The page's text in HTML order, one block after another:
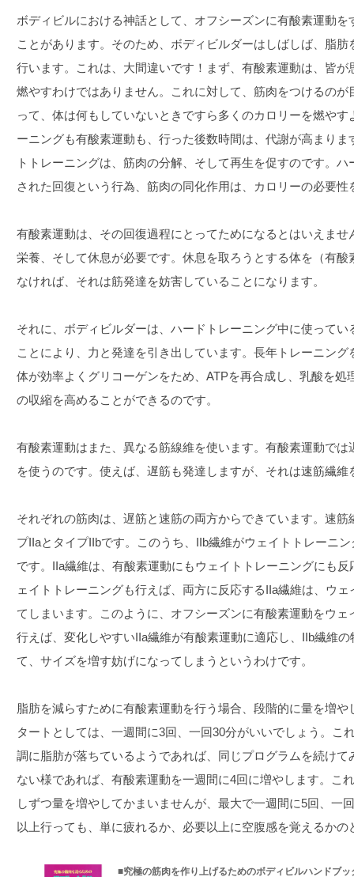
ボディビルにおける神話として、オフシーズンに有酸素運動
ことがあります。そのため、ボディビルダーはしばしば、脂
行います。これは、大間違いです！まず、有酸素運動は、皆
燃やすわけではありません。これに対して、筋肉をつけるの
って、体は何もしていないときですら多くのカロリーを燃や
ーニングも有酸素運動も、行った後数時間は、代謝が高まり
トトレーニングは、筋肉の分解、そして再生を促すのです。
された回復という行為、筋肉の同化作用は、カロリーの必要性
有酸素運動は、その回復過程にとってためになるとはいえま
栄養、そして休息が必要です。休息を取ろうとする体を（有
なければ、それは筋発達を妨害していることになります。
それに、ボディビルダーは、ハードトレーニング中に使って
ことにより、力と発達を引き出しています。長年トレーニン
体が効率よくグリコーゲンをため、ATPを再合成し、乳酸を処
の収縮を高めることができるのです。
有酸素運動はまた、異なる筋線維を使います。有酸素運動で
を使うのです。使えば、遅筋も発達しますが、それは速筋繊
それぞれの筋肉は、遅筋と速筋の両方からできています。速
プIIaとタイプIIbです。このうち、IIb繊維がウェイトトレーニ
です。IIa繊維は、有酸素運動にもウェイトトレーニングにも
ェイトトレーニングも行えば、両方に反応するIIa繊維は、ウ
てしまいます。このように、オフシーズンに有酸素運動をウ
行えば、変化しやすいIIa繊維が有酸素運動に適応し、IIb繊維
て、サイズを増す妨げになってしまうというわけです。
脂肪を減らすために有酸素運動を行う場合、段階的に量を増
タートとしては、一週間に3回、一回30分がいいでしょう。こ
調に脂肪が落ちているようであれば、同じプログラムを続け
ない様であれば、有酸素運動を一週間に4回に増やします。こ
しずつ量を増やしてかまいませんが、最大で一週間に5回、一
以上行っても、単に疲れるか、必要以上に空腹感を覚えるかの
■究極の筋肉を作り上げるためのボディビルハンドブッ